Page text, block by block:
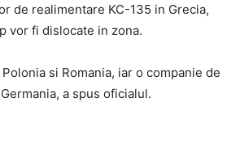
de realimentare KC-135 in Grecia,
vor fi dislocate in zona.
si Romania, iar o companie de
a spus oficialul.